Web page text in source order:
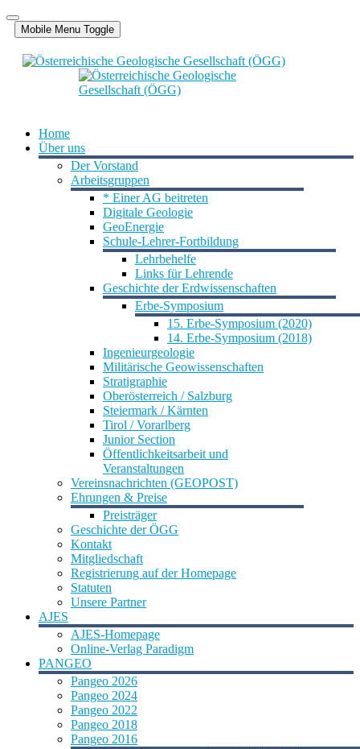
Mobile Menu Toggle
Home
Über uns
Der Vorstand
Arbeitsgruppen
* Einer AG beitreten
Digitale Geologie
GeoEnergie
Schule-Lehrer-Fortbildung
Lehrbehelfe
Links für Lehrende
Geschichte der Erdwissenschaften
Erbe-Symposium
15. Erbe-Symposium (2020)
14. Erbe-Symposium (2018)
Ingenieurgeologie
Militärische Geowissenschaften
Stratigraphie
Oberösterreich / Salzburg
Steiermark / Kärnten
Tirol / Vorarlberg
Junior Section
Öffentlichkeitsarbeit und
Veranstaltungen
Vereinsnachrichten (GEOPOST)
Ehrungen & Preise
Preisträger
Geschichte der ÖGG
Kontakt
Mitgliedschaft
Registrierung auf der Homepage
Statuten
Unsere Partner
AJES
AJES-Homepage
Online-Verlag Paradigm
PANGEO
Pangeo 2026
Pangeo 2024
Pangeo 2022
Pangeo 2018
Pangeo 2016